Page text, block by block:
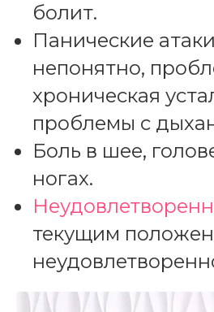
болит.
Панические
непонятно,
хроническая
проблемы с
Боль в шее,
ногах.
текущим